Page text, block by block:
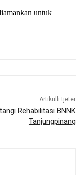
untuk
Artikulli tjetër
Rehabilitasi BNNK
Tanjungpinang